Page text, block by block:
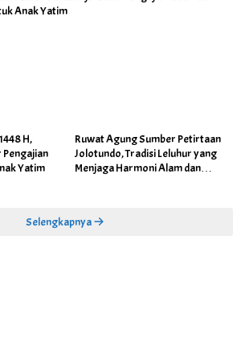
Anak Yatim
H,
Pengajian
Yatim
Ruwat Agung Sumber Petirtaan
Jolotundo, Tradisi Leluhur yang
Menjaga Harmoni Alam dan
Selengkapnya